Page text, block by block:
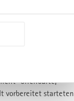
MBA, stellte
Fakten als auch
offenbarte,
vorbereitet starteten